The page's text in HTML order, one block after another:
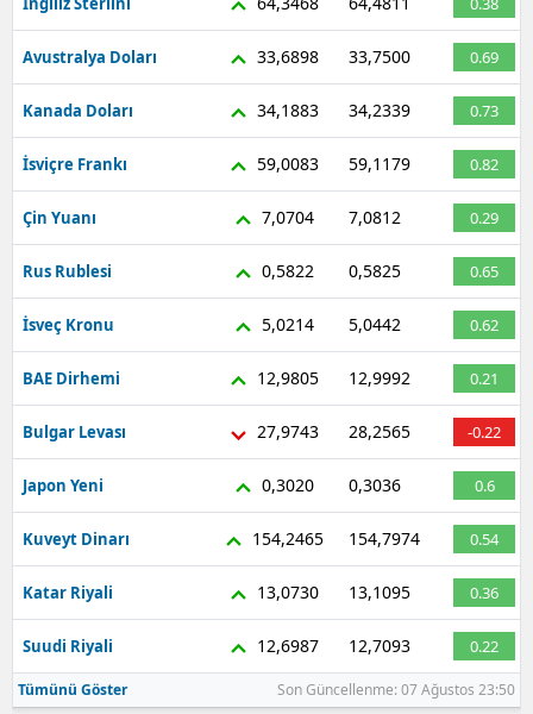
Siirt
Sinop
Sivas
Tokat
Trabzon
Tunceli
Şanlıurfa
Uşak
Van
Zonguldak
Aksaray
Avustralya Doları 33,6898 33,7500 0.69
Kanada Doları 34,1883 34,2339 0.73
İsviçre Frankı 59,0083 59,1179 0.82
Çin Yuanı 7,0704 7,0812 0.29
Rus Rublesi 0,5822 0,5825 0.65
İsveç Kronu 5,0214 5,0442 0.62
BAE Dirhemi 12,9805 12,9992 0.21
Bulgar Levası 27,9743 28,2565 -0.22
Japon Yeni 0,3020 0,3036 0.6
Kuveyt Dinarı 154,2465 154,7974 0.54
Katar Riyali 13,0730 13,1095 0.36
Suudi Riyali 12,6987 12,7093 0.22
Tümünü Göster Son Güncellenme: 07 Ağustos 23:50